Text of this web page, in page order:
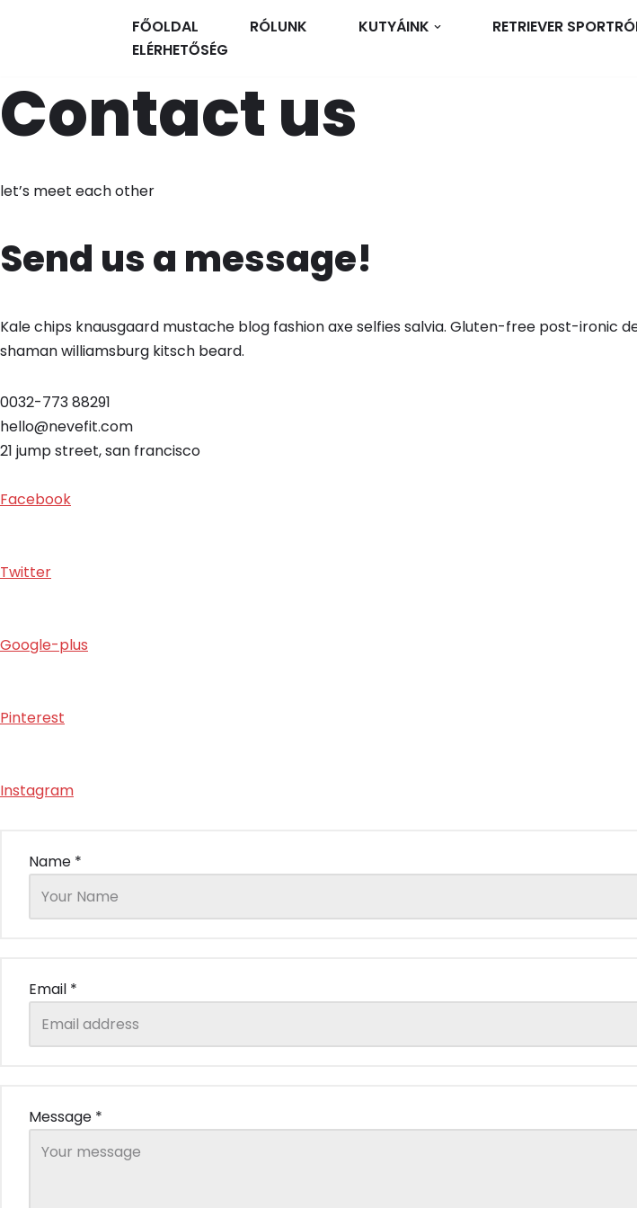
content
FŐOLDAL RÓLUNK KUTYÁINK RETRIEVER
ELÉRHETŐSÉG
Contact us
let’s meet each other
Send us a message!
Kale chips knausgaard mustache blog fashion axe selfies salvia. Gluten-free post-
shaman williamsburg kitsch beard.
0032-773 88291
hello@nevefit.com
21 jump street, san francisco
Facebook
Twitter
Google-plus
Pinterest
Instagram
Name *
Email *
Message *